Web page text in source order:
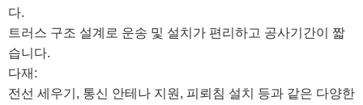
다.
트러스 구조 설계로 운송 및 설치가 편리하고 공사기간이 짧
습니다.
다재:
전선 세우기, 통신 안테나 지원, 피뢰침 설치 등과 같은 다양한